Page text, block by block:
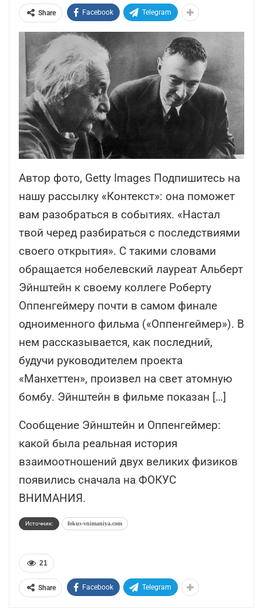
Share Facebook Telegram
Автор фото, Getty Images Подпишитесь на
нашу рассылку «Контекст»: она поможет
вам разобраться в событиях. «Настал
твой черед разбираться с последствиями
своего открытия». С такими словами
обращается нобелевский лауреат Альберт
Эйнштейн к своему коллеге Роберту
Оппенгеймеру почти в самом финале
одноименного фильма («Оппенгеймер»). В
нем рассказывается, как последний,
будучи руководителем проекта
«Манхеттен», произвел на свет атомную
бомбу. Эйнштейн в фильме показан […]
Сообщение Эйнштейн и Оппенгеймер:
какой была реальная история
взаимоотношений двух великих физиков
появились сначала на ФОКУС
ВНИМАНИЯ.
Источник: fokus-vnimaniya.com
21
Share Facebook Telegram